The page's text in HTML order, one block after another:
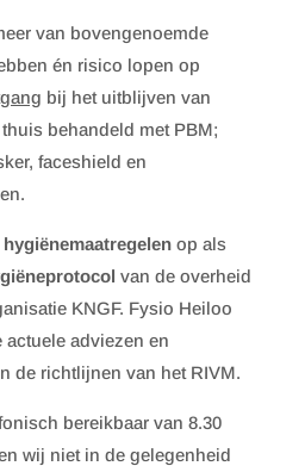
van bovengenoemde
én risico lopen op
bij het uitblijven van
behandeld met PBM;
faceshield en
hygiënemaatregelenop als
van de overheid
KNGF. Fysio Heiloo
adviezen en
de richtlijnen van het RIVM.
bereikbaar van 8.30
wij niet in de gelegenheid